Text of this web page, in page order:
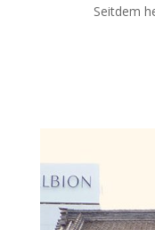
Seitdem